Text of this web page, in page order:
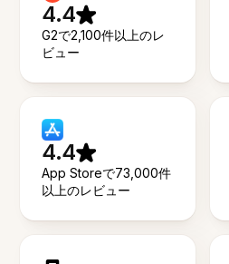
4.4
G2で2,100件以上のレ
ビュー
4.4
App Storeで73,000件
以上のレビュー